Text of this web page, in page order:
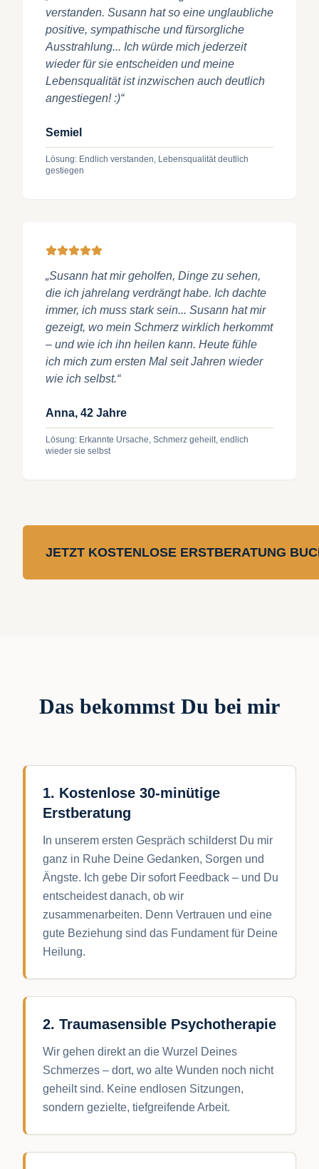
verstanden. Susann hat so eine unglaubliche
positive, sympathische und fürsorgliche
Ausstrahlung... Ich würde mich jederzeit
wieder für sie entscheiden und meine
Lebensqualität ist inzwischen auch deutlich
angestiegen! :)“
Semiel
Lösung: Endlich verstanden, Lebensqualität deutlich
gestiegen
„Susann hat mir geholfen, Dinge zu sehen,
die ich jahrelang verdrängt habe. Ich dachte
immer, ich muss stark sein... Susann hat mir
gezeigt, wo mein Schmerz wirklich herkommt
– und wie ich ihn heilen kann. Heute fühle
ich mich zum ersten Mal seit Jahren wieder
wie ich selbst.“
Anna, 42 Jahre
Lösung: Erkannte Ursache, Schmerz geheilt, endlich
wieder sie selbst
JETZT KOSTENLOSE ERSTBERATUNG
Das bekommst Du bei mir
1. Kostenlose 30-minütige
Erstberatung
In unserem ersten Gespräch schilderst Du mir
ganz in Ruhe Deine Gedanken, Sorgen und
Ängste. Ich gebe Dir sofort Feedback – und Du
entscheidest danach, ob wir
zusammenarbeiten. Denn Vertrauen und eine
gute Beziehung sind das Fundament für Deine
Heilung.
2. Traumasensible Psychotherapie
Wir gehen direkt an die Wurzel Deines
Schmerzes – dort, wo alte Wunden noch nicht
geheilt sind. Keine endlosen Sitzungen,
sondern gezielte, tiefgreifende Arbeit.